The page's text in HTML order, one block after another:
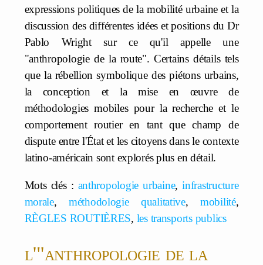
expressions politiques de la mobilité urbaine et la
discussion des différentes idées et positions du Dr
Pablo Wright sur ce qu'il appelle une
"anthropologie de la route". Certains détails tels
que la rébellion symbolique des piétons urbains,
la conception et la mise en œuvre de
méthodologies mobiles pour la recherche et le
comportement routier en tant que champ de
dispute entre l'État et les citoyens dans le contexte
latino-américain sont explorés plus en détail.
Mots clés : anthropologie urbaine,infrastructure
morale, méthodologie qualitative, mobilité,
RÈGLES ROUTIÈRES, les transports publics
l'"anthropologie de la